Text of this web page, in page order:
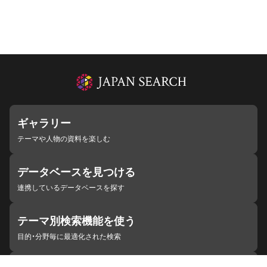
ギャラリー
テーマや人物の資料を楽しむ
データベースを見つける
連携しているデータベースを探す
テーマ別検索機能を使う
目的・分野毎に最適化された検索